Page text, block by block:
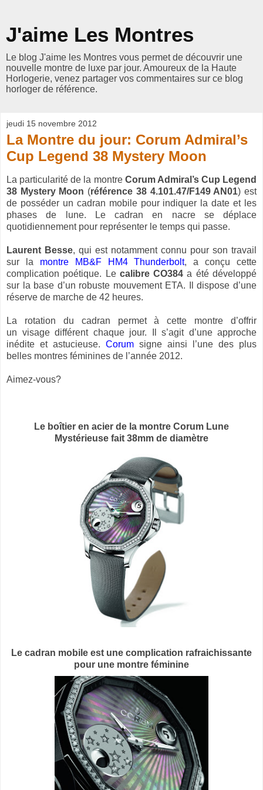
J'aime Les Montres
Le blog J'aime les Montres vous permet de découvrir une
nouvelle montre de luxe par jour. Amoureux de la Haute
Horlogerie, venez partager vos commentaires sur ce blog
horloger de référence.
jeudi 15 novembre 2012
La Montre du jour: Corum Admiral’s
Cup Legend 38 Mystery Moon
La particularité de la montre Corum Admiral’s Cup Legend
38 Mystery Moon (référence 38 4.101.47/F149 AN01) est
de posséder un cadran mobile pour indiquer la date et les
phases de lune. Le cadran en nacre se déplace
quotidiennement pour représenter le temps qui passe.
Laurent Besse, qui est notamment connu pour son travail
sur la montre MB&F HM4 Thunderbolt, a conçu cette
complication poétique. Le calibre CO384 a été développé
sur la base d’un robuste mouvement ETA. Il dispose d’une
réserve de marche de 42 heures.
La rotation du cadran permet à cette montre d’offrir
un visage différent chaque jour. Il s’agit d’une approche
inédite et astucieuse. Corum signe ainsi l’une des plus
belles montres féminines de l’année 2012.
Aimez-vous?
Le boîtier en acier de la montre Corum Lune
Mystérieuse fait 38mm de diamètre
Le cadran mobile est une complication rafraichissante
pour une montre féminine